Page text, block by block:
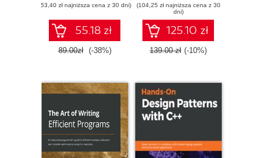
wykorzystywania
sprzętu i
kompilatorów
(53,40 zł najniższa cena z 30 dni)
55.18 zł
89.00zł (-38%)
patterns and build
robust applications
- Second Edition
(104,25 zł najniższa cena z 30
dni)
125.10 zł
139.00 zł (-10%)